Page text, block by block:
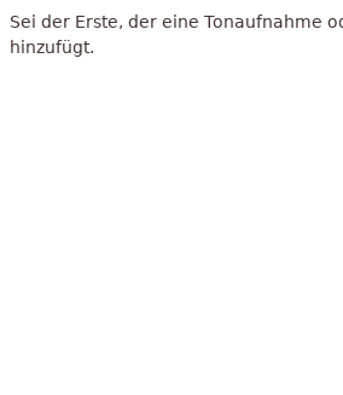
Sei der Erste, der eine Tonaufnahme
hinzufügt.